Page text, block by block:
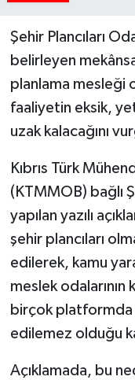
Şehir Plancıları
belirleyen
planlama mesleği
faaliyetin eksik,
uzak kalacağını
Kıbrıs Türk
(KTMMOB) bağlı
yapılan yazılı
şehir plancıları
edilerek, kamu
meslek
birçok platformda
edilemez olduğu
Açıklamada, bu